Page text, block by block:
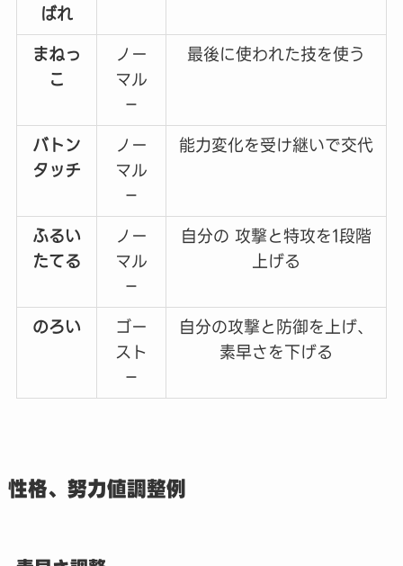
ばれ
まねっ
こ
ノー
マル
－
最後に使われた技を使う
バトン
タッチ
ノー
マル
－
能力変化を受け継いで交代
ふるい
たてる
ノー
マル
－
自分の 攻撃と特攻を1段階
上げる
のろい
ゴー
スト
－
自分の攻撃と防御を上げ、
素早さを下げる
性格、努力値調整例